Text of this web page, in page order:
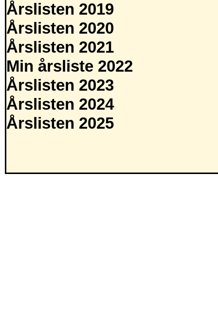
Årslisten 2019
Årslisten 2020
Årslisten 2021
Min årsliste 2022
Årslisten 2023
Årslisten 2024
Årslisten 2025